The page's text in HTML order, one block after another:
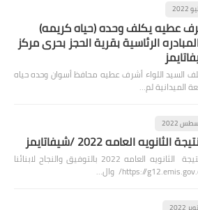
عطيه يكلف وحده (حياه كريمه)
الرئاسية بقرية الحجز بحرى مركز
السيد اللواء أشرف عطيه محافظ أسوان وحده حياه
الميدانية لم…
العامه 2022 /شيفاتايمز
ل معرفة نتيجة الثانويه العامه 2022 بالتوفيق والنجاح لابنائنا